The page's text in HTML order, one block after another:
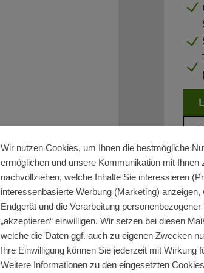
Ihre
Wir nutzen Cookies, um Ihnen die bestmögliche
ermöglichen und unsere Kommunikation mit Ihnen
nachvollziehen, welche Inhalte Sie interessieren
interessenbasierte Werbung (Marketing)
Endgerät und die Verarbeitung
„akzeptieren“ einwilligen. Wir setzen bei diesen
welche die Daten ggf. auch zu eigenen Zwecken
Ihre Einwilligung können Sie jederzeit mit Wirkung
Weitere Informationen zu den eingesetzten